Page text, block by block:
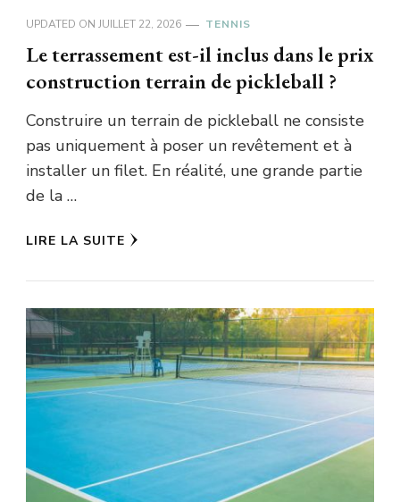
UPDATED ON JUILLET 22, 2026 TENNIS
Le terrassement est-il inclus dans le prix
construction terrain de pickleball ?
Construire un terrain de pickleball ne consiste
pas uniquement à poser un revêtement et à
installer un filet. En réalité, une grande partie
de la …
LIRE LA SUITE